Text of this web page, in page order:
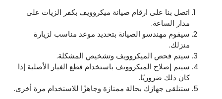
اتصل بنا على ارقام صيانة ميكروويف بكفر الزيات على
مدار الساعة.
سيقوم مهندسو الصيانة بتحديد موعد مناسب لزيارة
منزلك.
سيتم فحص الميكروويف وتشخيص المشكلة.
سيتم إصلاح الميكروويف باستخدام قطع الغيار الأصلية إذا
كان ذلك ضروريًا.
ستتلقى جهازك بحالة ممتازة وجاهزًا للاستخدام مرة أخرى.